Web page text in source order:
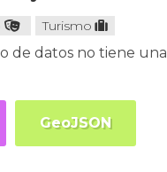
Turismo
de datos no tiene una
GeoJSON